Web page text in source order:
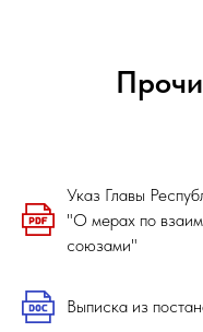
Указ Главы
"О мерах по
союзами"
Выписка из